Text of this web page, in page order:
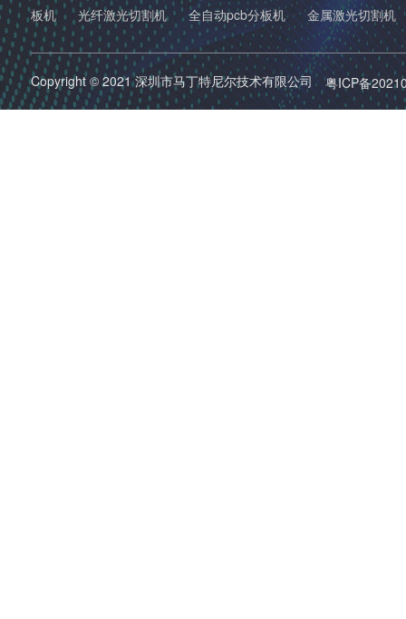
板机 光纤激光切割机 全自动pcb分板机 金属激光切割机
Copyright © 2021 深圳市马丁特尼尔技术有限公司 粤ICP备